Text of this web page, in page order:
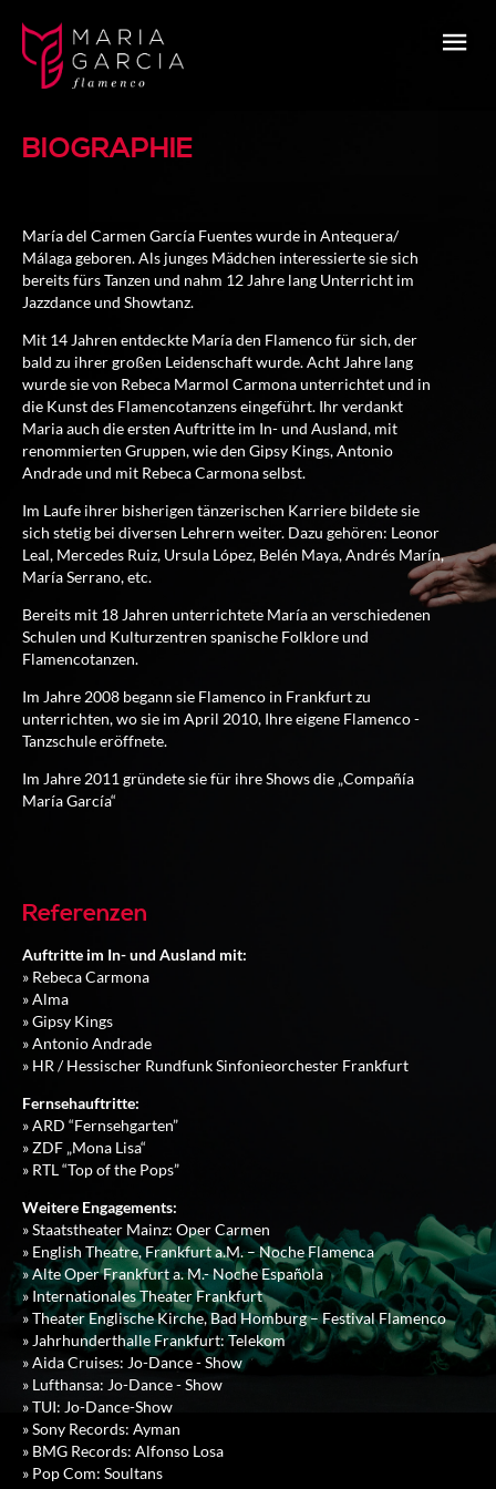
BIOGRAPHIE
María del Carmen García Fuentes wurde in Antequera/
Málaga geboren. Als junges Mädchen interessierte sie sich
bereits fürs Tanzen und nahm 12 Jahre lang Unterricht im
Jazzdance und Showtanz.
Mit 14 Jahren entdeckte María den Flamenco für sich, der
bald zu ihrer großen Leidenschaft wurde. Acht Jahre lang
wurde sie von Rebeca Marmol Carmona unterrichtet und in
die Kunst des Flamencotanzens eingeführt. Ihr verdankt
Maria auch die ersten Auftritte im In- und Ausland, mit
renommierten Gruppen, wie den Gipsy Kings, Antonio
Andrade und mit Rebeca Carmona selbst.
Im Laufe ihrer bisherigen tänzerischen Karriere bildete sie
sich stetig bei diversen Lehrern weiter. Dazu gehören: Leonor
Leal, Mercedes Ruiz, Ursula López, Belén Maya, Andrés Marín,
María Serrano, etc.
Bereits mit 18 Jahren unterrichtete María an verschiedenen
Schulen und Kulturzentren spanische Folklore und
Flamencotanzen.
Im Jahre 2008 begann sie Flamenco in Frankfurt zu
unterrichten, wo sie im April 2010, Ihre eigene Flamenco -
Tanzschule eröffnete.
Im Jahre 2011 gründete sie für ihre Shows die „Compañía
María García“
Referenzen
Auftritte im In- und Ausland mit:
» Rebeca Carmona
» Alma
» Gipsy Kings
» Antonio Andrade
» HR / Hessischer Rundfunk Sinfonieorchester Frankfurt
Fernsehauftritte:
» ARD “Fernsehgarten”
» ZDF „Mona Lisa“
» RTL “Top of the Pops”
Weitere Engagements:
» Staatstheater Mainz: Oper Carmen
» English Theatre, Frankfurt a.M. – Noche Flamenca
» Alte Oper Frankfurt a. M.- Noche Española
» Internationales Theater Frankfurt
» Theater Englische Kirche, Bad Homburg – Festival Flamenco
» Jahrhunderthalle Frankfurt: Telekom
» Aida Cruises: Jo-Dance - Show
» Lufthansa: Jo-Dance - Show
» TUI: Jo-Dance-Show
» Sony Records: Ayman
» BMG Records: Alfonso Losa
» Pop Com: Soultans